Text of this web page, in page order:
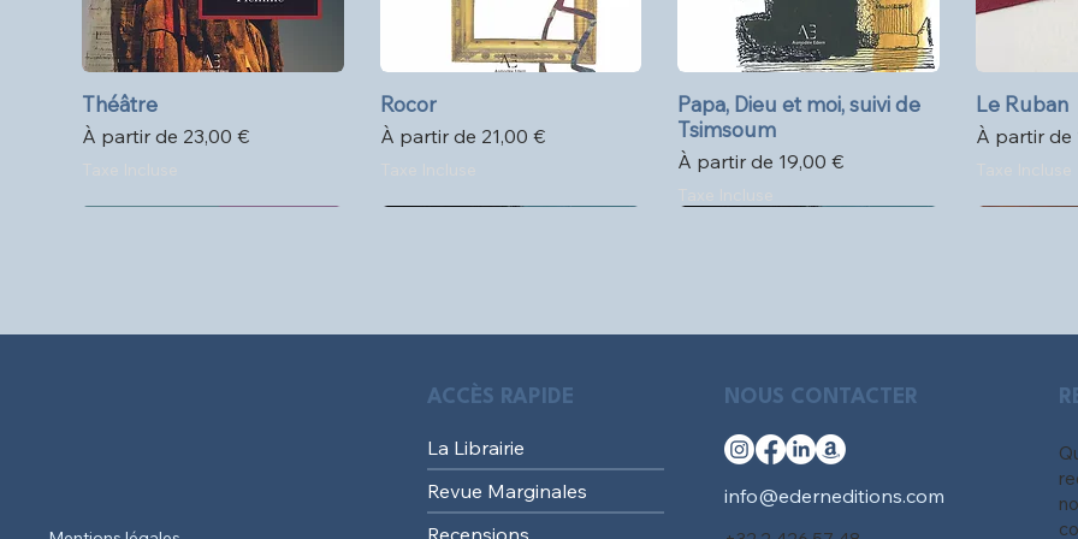
Aperçu rapide
Théâtre
À partir de 23,00 €
Prix promotionnel
Rocor
À partir de 21,00 €
Prix promotionnel
Aperçu rapide
Papa, Dieu et moi, suivi de
Tsimsoum
À partir de 19,00 €
Prix promotionnel
Le Ruban
À partir de
Prix
ACCÈS RAPIDE
La Librairie
Revue Marginales
NOUS CONTACTER
info@ederneditions.com